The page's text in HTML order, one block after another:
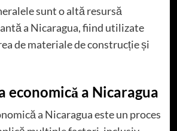
sunt o altă resursă
a Nicaragua, fiind utilizate
de materiale de construcție și
economică a Nicaragua
a Nicaragua este un proces